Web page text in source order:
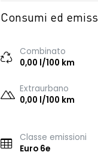
Consumi ed
Combinato
0,00 l/100 km
Extraurbano
0,00 l/100 km
Classe emissioni
Euro 6e